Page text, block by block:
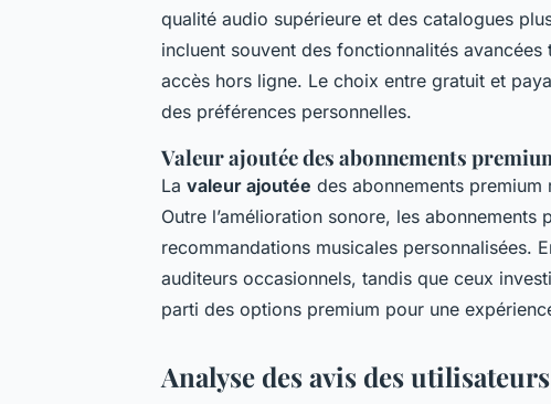
qualité audio supérieure et des catalogues
incluent souvent des fonctionnalités avancées
accès hors ligne. Le choix entre gratuit et
des préférences personnelles.
Valeur ajoutée des abonnements
La valeur ajoutée des abonnements
Outre l’amélioration sonore, les
recommandations musicales personnalisées.
auditeurs occasionnels, tandis que ceux
parti des options premium pour une
Analyse des avis des utilisateurs